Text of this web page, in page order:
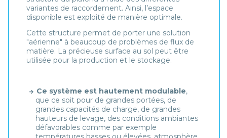
variantes de raccordement. Ainsi, l’espace
disponible est exploité de manière optimale.
Cette structure permet de porter une solution
"aérienne" à beaucoup de problèmes de flux de
matière. La précieuse surface au sol peut être
utilisée pour la production et le stockage.
Ce système est hautement modulable,
que ce soit pour de grandes portées, de
grandes capacités de charge, de grandes
hauteurs de levage, des conditions ambiantes
défavorables comme par exemple